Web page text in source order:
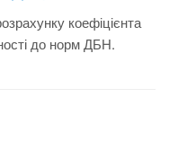
коефіцієнта
до норм ДБН.